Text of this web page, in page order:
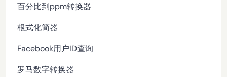
百分比到ppm转换器
根式化简器
Facebook用户ID查询
罗马数字转换器